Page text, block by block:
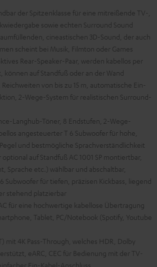
der Spitzenklasse für eine mitreißende TV-,
sowie echten Surround Sound
cineastischen 3D-Sound, der auch
scheint bei Musik, Filmton oder Games
Rear-Speaker-Paar, werden kabellos per
können auf Standfuß oder an der Wand
von bis zu 15 m, automatische Ein-
2-Wege-System für realistischen Surround-
Langhub-Töner, 8 Endstufen, 2-Wege-
angesteuerter T 6 Subwoofer für hohe,
und bestmögliche Sprachverständlichkeit
optional auf Standfuß AC 1001 SP montiertbar,
Sprache etc.) wählbar und abschaltbar,
Subwoofer für tiefen, präzisen Kickbass, liegend
stehend platzierbar
für eine hochwertige kabellose Übertragung
Tablet, PC/Notebook (Spotify, Youtube
mit 4K Pass-Through, welches HDR, Dolby
eARC, CEC für Bedienung mit der TV-
Ein-Kabel-Anschluss